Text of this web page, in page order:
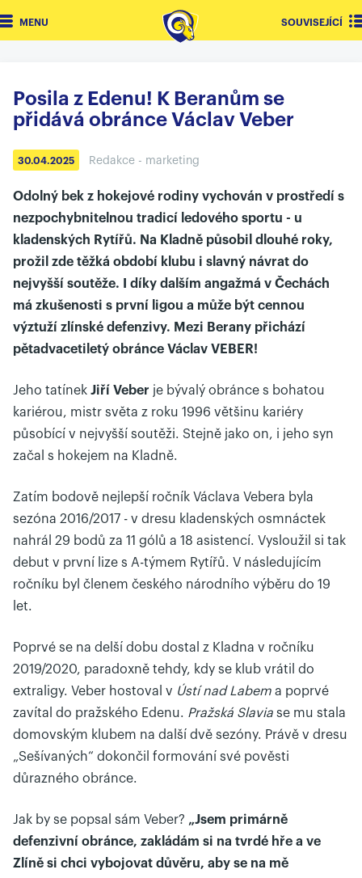
MENU SOUVISEJÍCÍ
Posila z Edenu! K Beranům se
přidává obránce Václav Veber
30.04.2025 Redakce - marketing
Odolný bek z hokejové rodiny vychován v prostředí s
nezpochybnitelnou tradicí ledového sportu - u
kladenských Rytířů. Na Kladně působil dlouhé roky,
prožil zde těžká období klubu i slavný návrat do
nejvyšší soutěže. I díky dalším angažmá v Čechách
má zkušenosti s první ligou a může být cennou
výztuží zlínské defenzivy. Mezi Berany přichází
pětadvacetiletý obránce Václav VEBER!
Jeho tatínek Jiří Veber je bývalý obránce s bohatou
kariérou, mistr světa z roku 1996 většinu kariéry
působící v nejvyšší soutěži. Stejně jako on, i jeho syn
začal s hokejem na Kladně.
Zatím bodově nejlepší ročník Václava Vebera byla
sezóna 2016/2017 - v dresu kladenských osmnáctek
nahrál 29 bodů za 11 gólů a 18 asistencí. Vysloužil si tak
debut v první lize s A-týmem Rytířů. V následujícím
ročníku byl členem českého národního výběru do 19
let.
Poprvé se na delší dobu dostal z Kladna v ročníku
2019/2020, paradoxně tehdy, kdy se klub vrátil do
extraligy. Veber hostoval v Ústí nad Labem a poprvé
zavítal do pražského Edenu. Pražská Slavia se mu stala
domovským klubem na další dvě sezóny. Právě v dresu
„Sešívaných“ dokončil formování své pověsti
důrazného obránce.
Jak by se popsal sám Veber? „Jsem primárně
defenzivní obránce, zakládám si na tvrdé hře a ve
Zlíně si chci vybojovat důvěru, aby se na mě